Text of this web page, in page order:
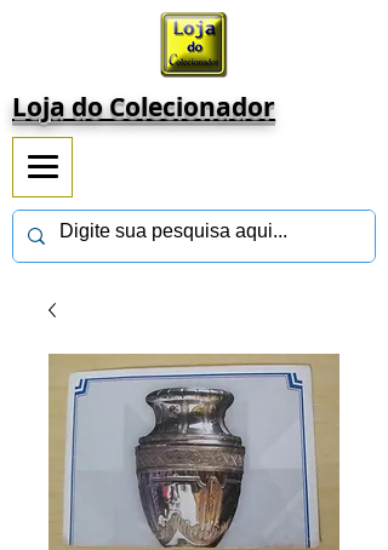
Loja do Colecionador